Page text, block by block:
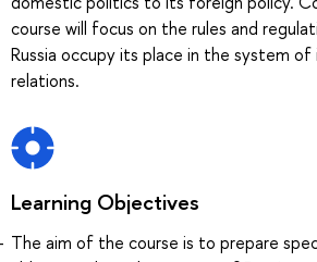
course will focus on the rules and
Russia occupy its place in the system
relations.
Learning Objectives
The aim of the course is to prepare